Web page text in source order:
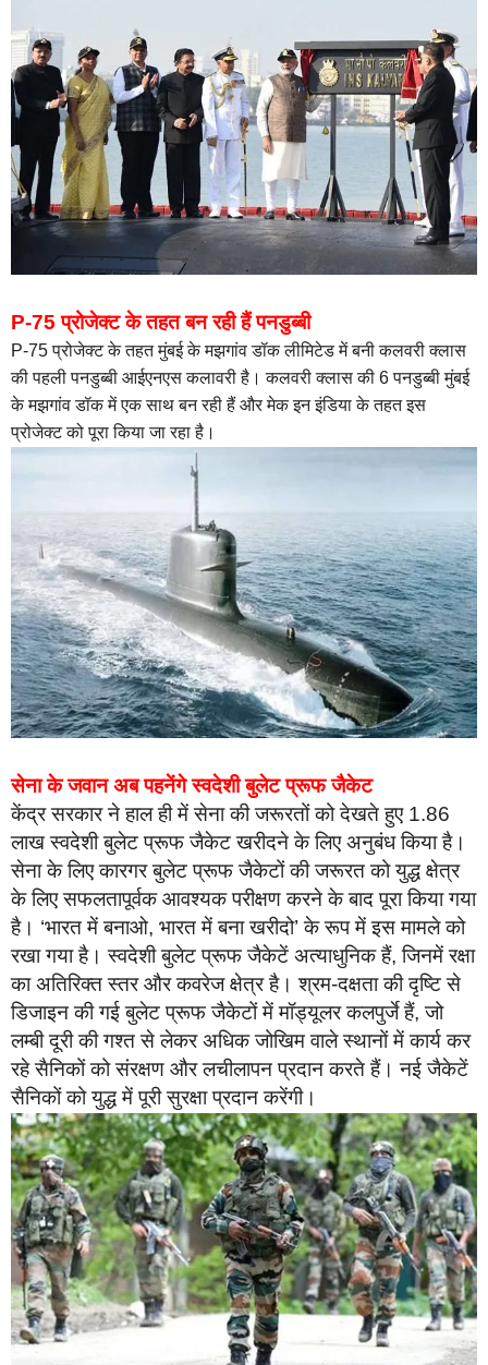
P-75 प्रोजेक्ट के तहत बन रही हैं पनडुब्बी
P-75 प्रोजेक्ट के तहत मुंबई के मझगांव डॉक लीमिटेड में बनी कलवरी क्लास
की पहली पनडुब्बी आईएनएस कलावरी है। कलवरी क्लास की 6 पनडुब्बी मुंबई
के मझगांव डॉक में एक साथ बन रही हैं और मेक इन इंडिया के तहत इस
प्रोजेक्ट को पूरा किया जा रहा है।
सेना के जवान अब पहनेंगे स्‍वदेशी बुलेट प्रूफ जैकेट
केंद्र सरकार ने हाल ही में सेना की जरूरतों को देखते हुए 1.86
लाख स्वदेशी बुलेट प्रूफ जैकेट खरीदने के लिए अनुबंध किया है।
सेना के लिए कारगर बुलेट प्रूफ जैकेटों की जरूरत को युद्ध क्षेत्र
के लिए सफलतापूर्वक आवश्यक परीक्षण करने के बाद पूरा किया गया
है। ‘भारत में बनाओ, भारत में बना खरीदो’ के रूप में इस मामले को
रखा गया है। स्वदेशी बुलेट प्रूफ जैकेटें अत्याधुनिक हैं, जिनमें रक्षा
का अतिरिक्त स्तर और कवरेज क्षेत्र है। श्रम-दक्षता की दृष्टि से
डिजाइन की गई बुलेट प्रूफ जैकेटों में मॉड्यूलर कलपुर्जे हैं, जो
लम्बी दूरी की गश्त से लेकर अधिक जोखिम वाले स्थानों में कार्य कर
रहे सैनिकों को संरक्षण और लचीलापन प्रदान करते हैं। नई जैकेटें
सैनिकों को युद्ध में पूरी सुरक्षा प्रदान करेंगी।